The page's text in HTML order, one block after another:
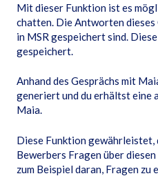
Mit dieser Funktion ist es
chatten. Die Antworten
in MSR gespeichert sind.
gespeichert.
Anhand des Gesprächs mit
generiert und du erhältst eine
Maia.
Diese Funktion gewährleistet,
Bewerbers Fragen über
zum Beispiel daran, Fragen zu